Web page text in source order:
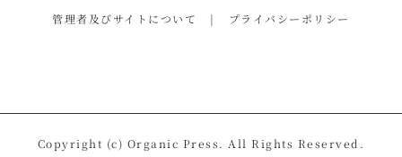
す
管理者及びサイトについて
プライバシーポリシー
Copyright (c) Organic Press. All Rights Reserved.